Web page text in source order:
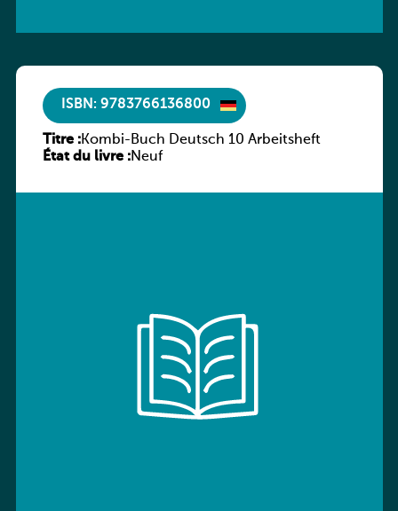
ISBN: 9783766136800
Titre :Kombi-Buch Deutsch 10 Arbeitsheft
État du livre :Neuf